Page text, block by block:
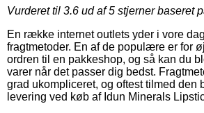
Vurderet til 3.6 ud af 5 stjerner baseret
En række internet outlets yder i vore
fragtmetoder. En af de populære er for
ordren til en pakkeshop, og så kan du
varer når det passer dig bedst.
grad ukompliceret, og oftest tilmed den
levering ved køb af Idun Minerals